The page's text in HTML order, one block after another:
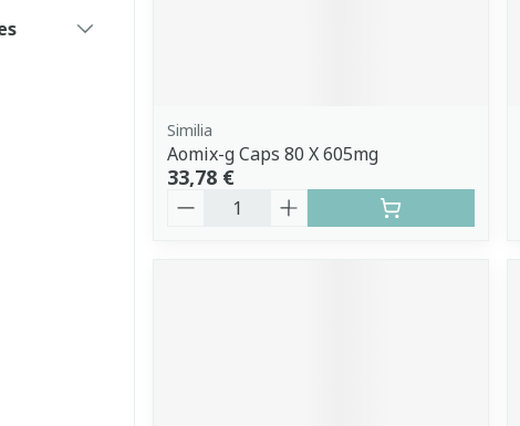
Similia
Aomix-g Caps 80 X 605mg
33,78 €
Quantité